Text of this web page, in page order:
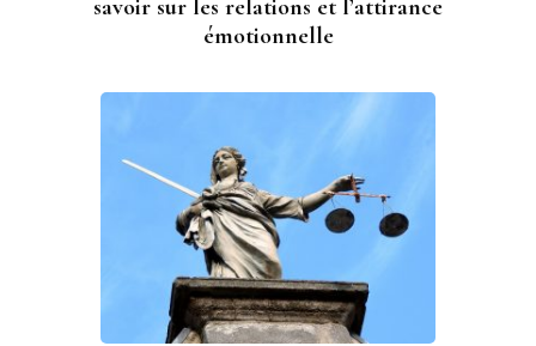
savoir sur les relations et l’attirance
émotionnelle